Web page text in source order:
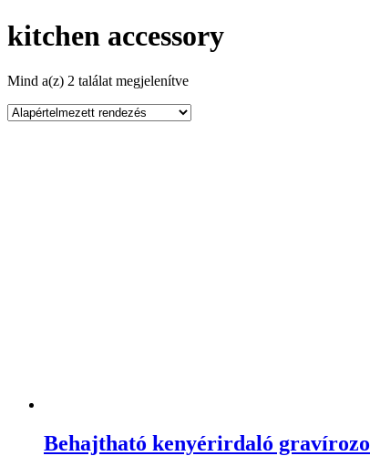
kitchen accessory
Mind a(z) 2 találat megjelenítve
Behajtható kenyérirdaló